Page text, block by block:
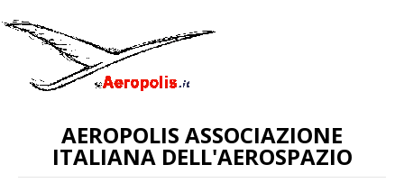
AEROPOLIS ASSOCIAZIONE
ITALIANA DELL'AEROSPAZIO